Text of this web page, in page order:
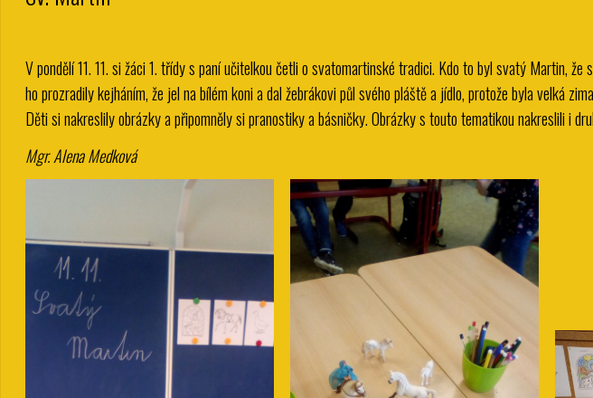
V pondělí 11. 11. si žáci 1. třídy s paní učitelkou četli o svatomartinské tradici. Kdo to byl svatý Martin,
ho prozradily kejháním, že jel na bílém koni a dal žebrákovi půl svého pláště a jídlo, protože byla velká
Děti si nakreslily obrázky a připomněly si pranostiky a básničky. Obrázky s touto tematikou nakreslili i
Mgr. Alena Medková